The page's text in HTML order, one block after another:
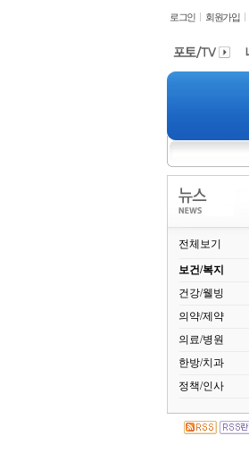
로그인 회원가입
전체보기
보건/복지
건강/웰빙
의약/제약
의료/병원
한방/치과
정책/인사